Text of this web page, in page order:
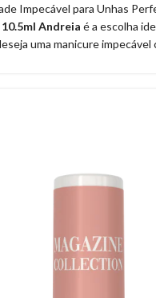
Impecável para Unhas
10.5ml Andreia é a escolha
uma manicure impecável